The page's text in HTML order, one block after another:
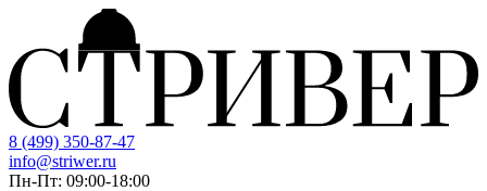
8 (499) 350-87-47
info@striwer.ru
Пн-Пт: 09:00-18:00